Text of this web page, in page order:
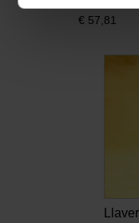
€ 57,81